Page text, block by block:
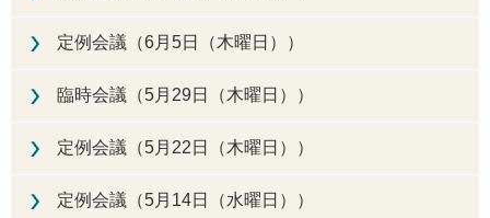
定例会議（6月5日（木曜日））
臨時会議（5月29日（木曜日））
定例会議（5月22日（木曜日））
定例会議（5月14日（水曜日））